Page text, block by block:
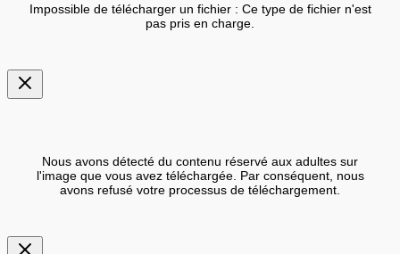
Impossible de télécharger un fichier : Ce type de fichier n'est
pas pris en charge.
Nous avons détecté du contenu réservé aux adultes sur
l'image que vous avez téléchargée. Par conséquent, nous
avons refusé votre processus de téléchargement.